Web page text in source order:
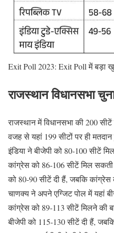
Exit Poll 2023: Exit Poll में बड़ा
राजस्थान विधानसभा
राजस्थान में विधानसभा की 200
वजह से यहां 199 सीटों पर ही
इंडिया ने बीजेपी को 80-100 सीटें
कांग्रेस को 86-106 सीटें मिल सकती
को 80-90 सीटें दी हैं, जबकि
चाणक्य ने अपने एग्जिट पोल में यहां
कांग्रेस को 89-113 सीटें मिलने की
बीजेपी को 115-130 सीटें दी हैं,